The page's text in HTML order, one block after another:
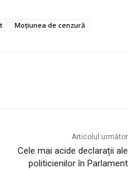
Moțiunea de cenzură
Articolul următor
Cele mai acide declarații ale
politicienilor în Parlament